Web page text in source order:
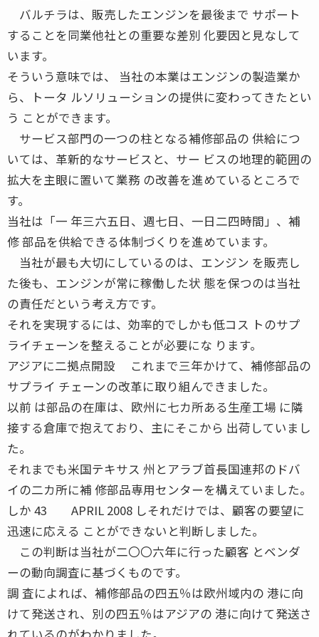
バルチラは、販売したエンジンを最後まで サポート
することを同業他社との重要な差別 化要因と見なして
います。
そういう意味では、 当社の本業はエンジンの製造業か
ら、トータ ルソリューションの提供に変わってきたとい
う ことができます。
サービス部門の一つの柱となる補修部品の 供給につ
いては、革新的なサービスと、サー ビスの地理的範囲の
拡大を主眼に置いて業務 の改善を進めているところで
す。
当社は「一 年三六五日、週七日、一日二四時間」、補
修 部品を供給できる体制づくりを進めています。
当社が最も大切にしているのは、エンジン を販売し
た後も、エンジンが常に稼働した状 態を保つのは当社
の責任だという考え方です。
それを実現するには、効率的でしかも低コス トのサプ
ライチェーンを整えることが必要にな ります。
アジアに二拠点開設 これまで三年かけて、補修部品の
サプライ チェーンの改革に取り組んできました。
以前 は部品の在庫は、欧州に七カ所ある生産工場 に隣
接する倉庫で抱えており、主にそこから 出荷していまし
た。
それまでも米国テキサス 州とアラブ首長国連邦のドバ
イの二カ所に補 修部品専用センターを構えていました。
しか 43 APRIL 2008 しそれだけでは、顧客の要望に
迅速に応える ことができないと判断しました。
この判断は当社が二〇〇六年に行った顧客 とベンダ
ーの動向調査に基づくものです。
調 査によれば、補修部品の四五％は欧州域内の 港に向
けて発送され、別の四五％はアジアの 港に向けて発送さ